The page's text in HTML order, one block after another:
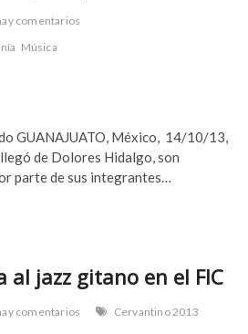
comentarios
Música
GUANAJUATO, México, 14/10/13,
de Dolores Hidalgo, son
parte de sus integrantes…
al jazz gitano en el FIC
comentarios Cervantino 2013